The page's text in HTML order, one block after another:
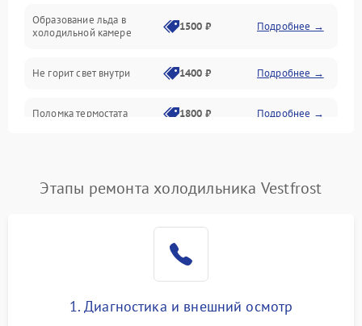
Образование льда в
холодильной камере
1500 ₽ Подробнее →
Не горит свет внутри 1400 ₽ Подробнее →
Поломка термостата 1800 ₽ Подробнее →
Поломка системы No Frost 2600 ₽ Подробнее →
Этапы ремонта холодильника Vestfrost
1. Диагностика и внешний осмотр